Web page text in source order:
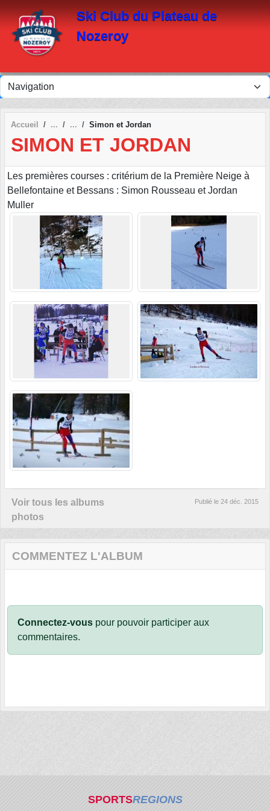
Ski Club du Plateau de
Nozeroy
Accueil Simon et Jordan
SIMON ET JORDAN
Les premières courses : critérium de la Première Neige à
Bellefontaine et Bessans : Simon Rousseau et Jordan
Muller
Voir tous les albums
photos
Publié le 24 déc. 2015
COMMENTEZ L'ALBUM
Connectez-vous pour pouvoir participer aux
commentaires.
SPORTSREGIONS